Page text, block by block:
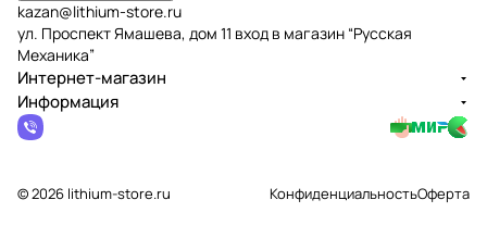
kazan@lithium-store.ru
ул. Проспект Ямашева, дом 11 вход в магазин “Русская
Механика”
Интернет-магазин
Информация
© 2026 lithium-store.ru КонфиденциальностьОферта